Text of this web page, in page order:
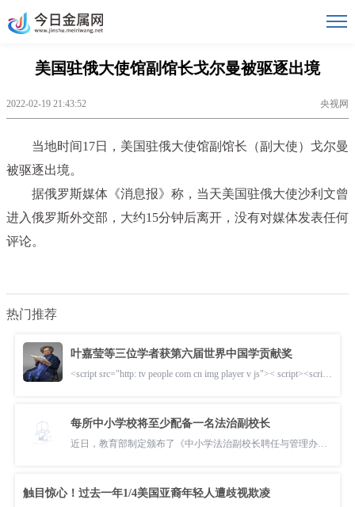
美国驻俄大使馆副馆长戈尔曼被驱逐出境
2022-02-19 21:43:52 央视网
当地时间17日，美国驻俄大使馆副馆长（副大使）戈尔曼
被驱逐出境。
据俄罗斯媒体《消息报》称，当天美国驻俄大使沙利文曾
进入俄罗斯外交部，大约15分钟后离开，没有对媒体发表任何
评论。
热门推荐
叶嘉莹等三位学者获第六届世界中国学贡献奖
<script src="http: tv people com cn img player v js">< script><script>showPlayer({id:" pvservice xml 2021 10 29 163738ef-e098-46
每所中小学校将至少配备一名法治副校长
近日，教育部制定颁布了《中小学法治副校长聘任与管理办法》(以下简称《办法》)，要求每所中小学校将至少配备1名法治副校长，偏远地区、农
触目惊心！过去一年1/4美国亚裔年轻人遭歧视欺凌